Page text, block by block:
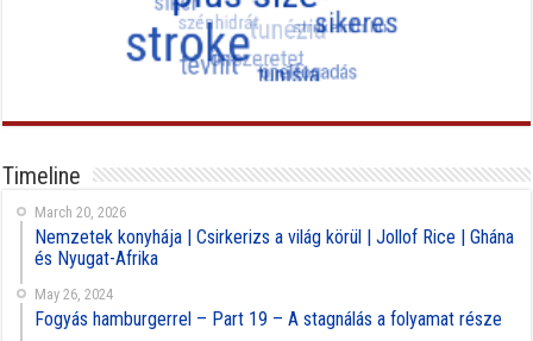
Timeline
March 20, 2026
Nemzetek konyhája | Csirkerizs a világ körül | Jollof Rice | Ghána
és Nyugat-Afrika
May 26, 2024
Fogyás hamburgerrel – Part 19 – A stagnálás a folyamat része